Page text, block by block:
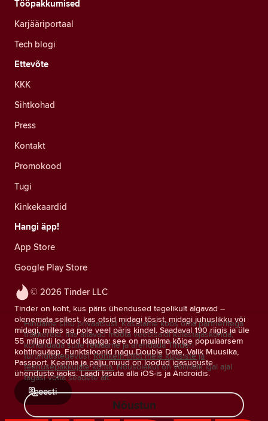
© 2026 Tinder LLC
Tinder on koht, kus päris ühendused tegelikult algavad –
olenemata sellest, kas otsid midagi tõsist, midagi juhuslikku või
midagi, milles sa pole veel päris kindel. Saadaval 190 riigis ja üle
55 miljardi loodud klapiga: see on maailma kõige populaarsem
kohtinguäpp. Funktsioonid nagu Double Date, Valik Muusika,
Passport, Keemia ja palju muud on loodud igasuguste
ühenduste jaoks. Laadi tasuta alla iOS-is ja Androidis.
eesti
Tööpakkumised
Karjääriportaal
Tech blogi
Ettevõte
KKK
Sihtkohad
Press
Kontakt
Promokood
Tugi
Kinkekaardid
Hangi äpp!
App Store
Google Play Store
Hindame sinu privaatsust. Kasutame koos oma partneritega
träkkereid, mis aitavad mõõta veebisaidi külastajaskonda,
kohandada sulle reklaame ja arendada Tinderi
turundustegevusi. Rohkem infot meie küpsiste ja
teenusepakkujate kohta. Nõusolekut on võimalik igal ajal
tagasi võtta seadete alt.
Nõustun